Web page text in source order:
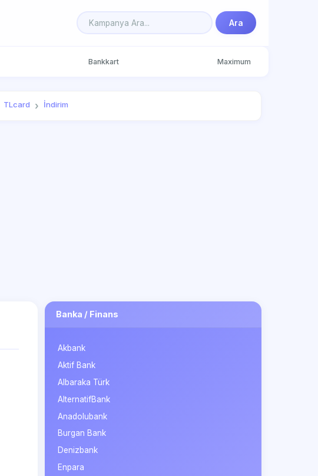
Ara
Bankkart Maximum
TLcard İndirim
Banka / Finans
Akbank
Aktif Bank
Albaraka Türk
AlternatifBank
Anadolubank
Burgan Bank
Denizbank
Enpara